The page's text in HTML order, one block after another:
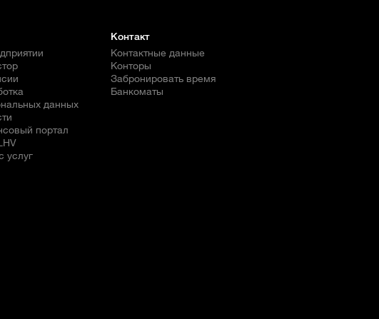
данных
портал
услуг
Контакт
Контактные данные
Конторы
Забронировать время
Банкоматы